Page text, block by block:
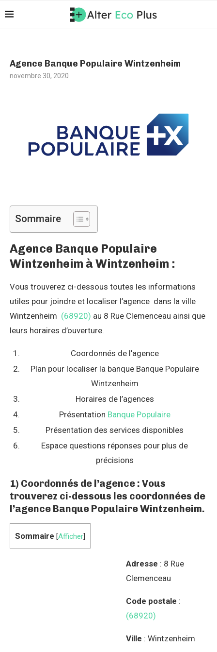
Agence Banque Populaire Wintzenheim
novembre 30, 2020
Sommaire
Agence Banque Populaire
Wintzenheim à Wintzenheim :
Vous trouverez ci-dessous toutes les informations
utiles pour joindre et localiser l’agence dans la ville
Wintzenheim (68920) au 8 Rue Clemenceau ainsi que
leurs horaires d’ouverture.
Coordonnés de l’agence
Plan pour localiser la banque Banque Populaire
Wintzenheim
Horaires de l’agences
Présentation Banque Populaire
Présentation des services disponibles
Espace questions réponses pour plus de
précisions
1) Coordonnés de l’agence : Vous
trouverez ci-dessous les coordonnées de
l’agence Banque Populaire Wintzenheim.
Sommaire [Afficher]
Adresse : 8 Rue
Clemenceau
Code postale :
(68920)
Ville : Wintzenheim